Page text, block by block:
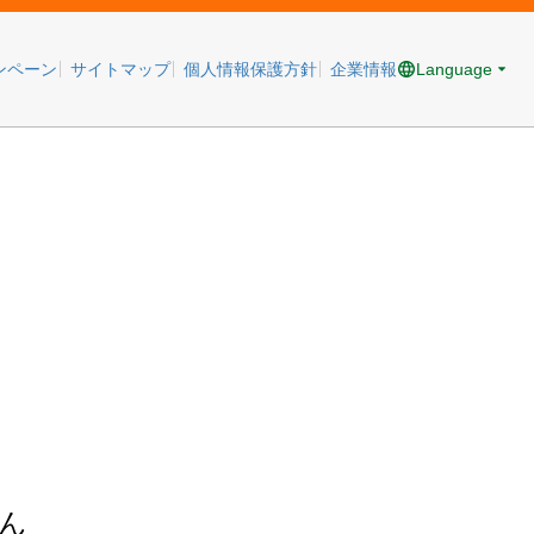
ペーン サイトマップ 個人情報保護方針 企業情報 Language